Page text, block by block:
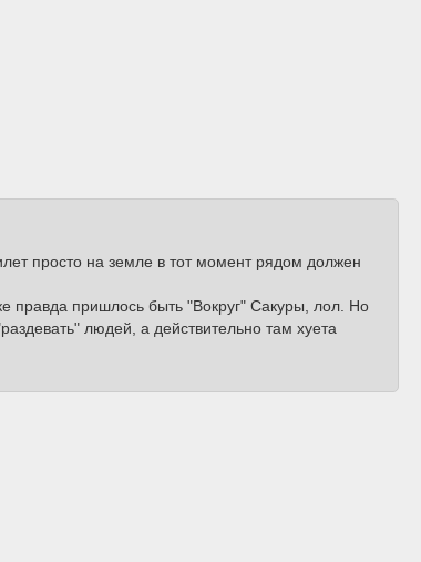
просто на земле в тот момент рядом должен
правда пришлось быть "Вокруг" Сакуры, лол. Но
людей, а действительно там хуета